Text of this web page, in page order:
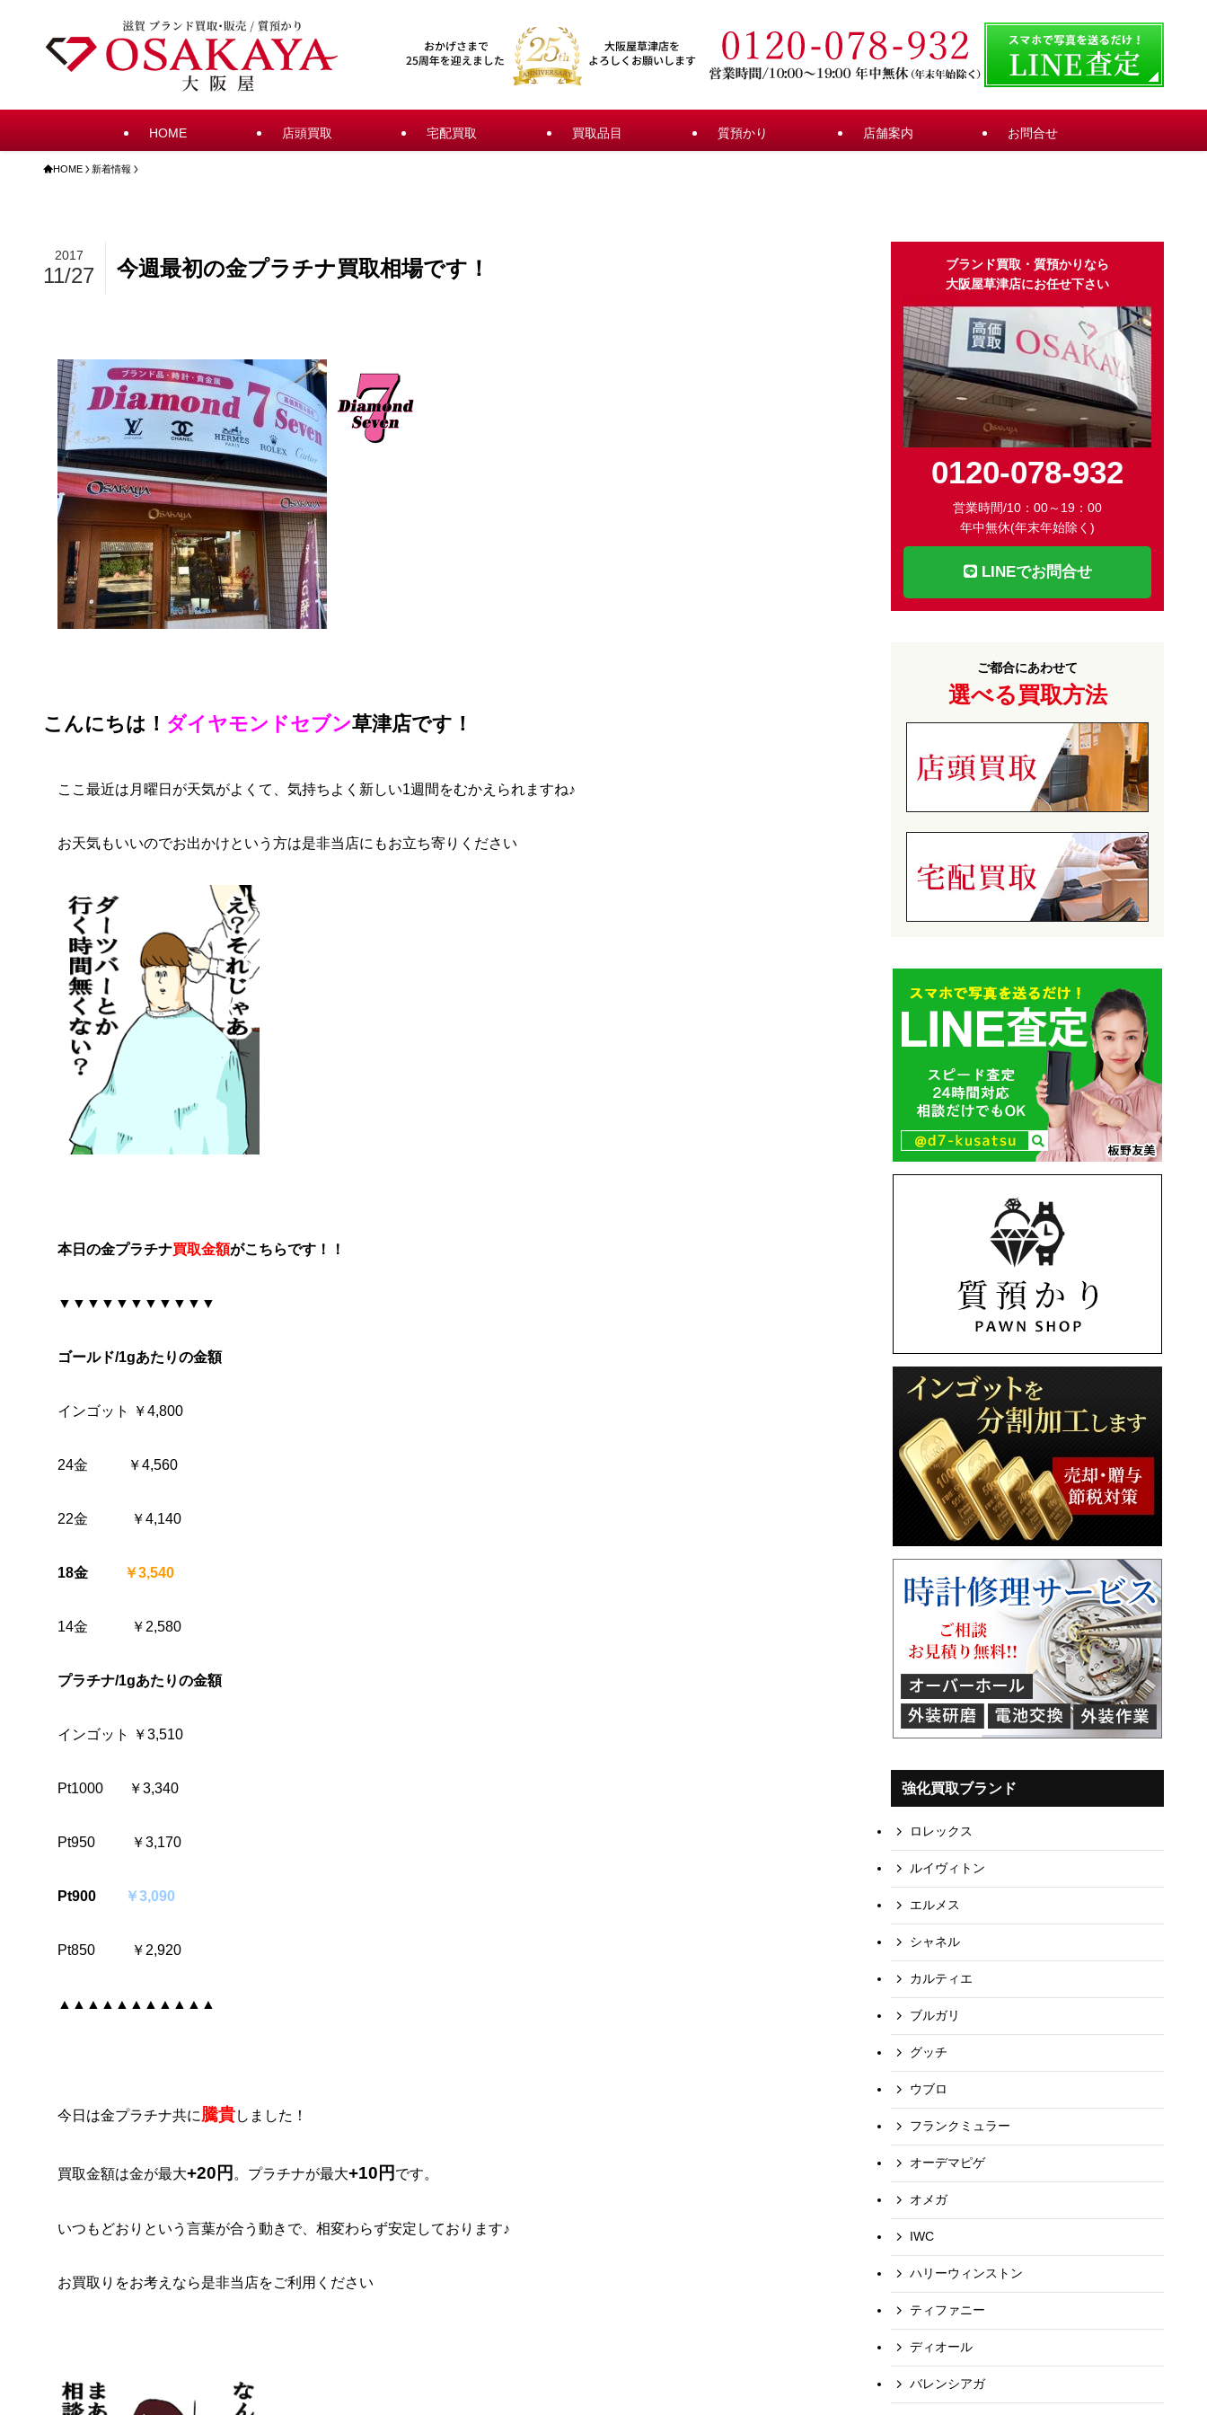
HOME 店頭買取 宅配買取 買取品目 質預かり 店舗案内 お問合せ
HOME 新着情報
今週最初の金プラチナ買取相場です！
2017
11/27
こんにちは！ ダイヤモンドセブン草津店です！
ここ最近は月曜日が天気がよくて、気持ちよく新しい1週間をむかえられますね♪
お天気もいいのでお出かけという方は是非当店にもお立ち寄りください
本日の金プラチナ買取金額がこちらです！！
▼▼▼▼▼▼▼▼▼▼▼
ゴールド/1gあたりの金額
インゴット ￥4,800
24金 ￥4,560
22金 ￥4,140
18金 ￥3,540
14金 ￥2,580
プラチナ/1gあたりの金額
インゴット ￥3,510
Pt1000 ￥3,340
Pt950 ￥3,170
Pt900 ￥3,090
Pt850 ￥2,920
▲▲▲▲▲▲▲▲▲▲▲
今日は金プラチナ共に騰貴しました！
買取金額は金が最大+20円 。プラチナが最大+10円 です。
いつもどおりという言葉が合う動きで、相変わらず安定しております♪
お買取りをお考えなら是非当店をご利用ください
ブランド買取・質預かりなら
大阪屋草津店にお任せ下さい
0120-078-932
営業時間/10：00～19：00
年中無休(年末年始除く)
LINEでお問合せ
ご都合にあわせて
選べる買取方法
強化買取ブランド
ロレックス
ルイヴィトン
エルメス
シャネル
カルティエ
ブルガリ
グッチ
ウブロ
フランクミュラー
オーデマピゲ
オメガ
IWC
ハリーウィンストン
ティファニー
ディオール
バレンシアガ